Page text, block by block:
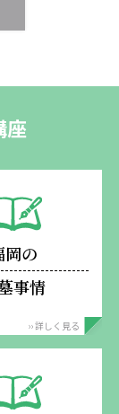
座
岡の
事情
›› 詳しく見る